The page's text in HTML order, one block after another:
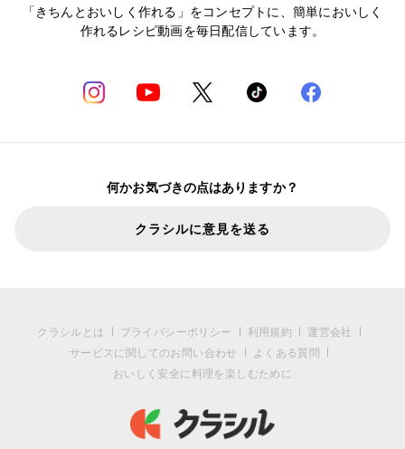
「きちんとおいしく作れる」をコンセプトに、簡単においしく
作れるレシピ動画を毎日配信しています。
何かお気づきの点はありますか？
クラシルに意見を送る
クラシルとは プライバシーポリシー 利用規約
運営会社
サービスに関してのお問い合わせ
よくある質問
おいしく安全に料理を楽しむために